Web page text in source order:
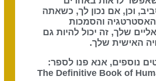
וכן, אם נכון לך, כשאתה
והסמכות
שלך, זה יכול להיות גם
האישית שלך.
נוספים, אנא פנו לספר:
The Definitive Book of